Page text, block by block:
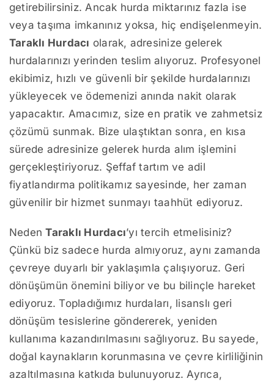
getirebilirsiniz. Ancak hurda miktarınız fazla ise
veya taşıma imkanınız yoksa, hiç endişelenmeyin.
Taraklı Hurdacı olarak, adresinize gelerek
hurdalarınızı yerinden teslim alıyoruz. Profesyonel
ekibimiz, hızlı ve güvenli bir şekilde hurdalarınızı
yükleyecek ve ödemenizi anında nakit olarak
yapacaktır. Amacımız, size en pratik ve zahmetsiz
çözümü sunmak. Bize ulaştıktan sonra, en kısa
sürede adresinize gelerek hurda alım işlemini
gerçekleştiriyoruz. Şeffaf tartım ve adil
fiyatlandırma politikamız sayesinde, her zaman
güvenilir bir hizmet sunmayı taahhüt ediyoruz.
NedenTaraklı Hurdacı’yı tercih etmelisiniz?
Çünkü biz sadece hurda almıyoruz, aynı zamanda
çevreye duyarlı bir yaklaşımla çalışıyoruz. Geri
dönüşümün önemini biliyor ve bu bilinçle hareket
ediyoruz. Topladığımız hurdaları, lisanslı geri
dönüşüm tesislerine göndererek, yeniden
kullanıma kazandırılmasını sağlıyoruz. Bu sayede,
doğal kaynakların korunmasına ve çevre kirliliğinin
azaltılmasına katkıda bulunuyoruz. Ayrıca,